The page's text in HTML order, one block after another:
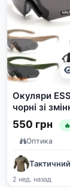
Окуляри
чорні зі
лінзами та
550 грн
Оптика
2 нед. назад